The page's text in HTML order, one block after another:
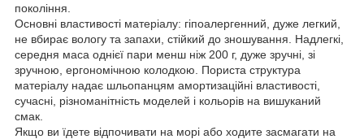
покоління.
Основні властивості матеріалу: гіпоалергенний, дуже легкий,
не вбирає вологу та запахи, стійкий до зношування. Надлегкі,
середня маса однієї пари менш ніж 200 г, дуже зручні, зі
зручною, ергономічною колодкою. Пориста структура
матеріалу надає шльопанцям амортизаційні властивості,
сучасні, різноманітність моделей і кольорів на вишуканий
смак.
Якщо ви їдете відпочивати на морі або ходите засмагати на